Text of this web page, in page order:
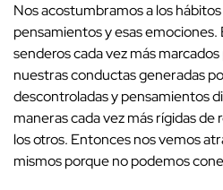
Nos acostumbramos a los
pensamientos y esas
senderos cada vez más
nuestras conductas generadas
descontroladas y pensamientos
maneras cada vez más rígidas
los otros. Entonces nos vemos
mismos porque no podemos